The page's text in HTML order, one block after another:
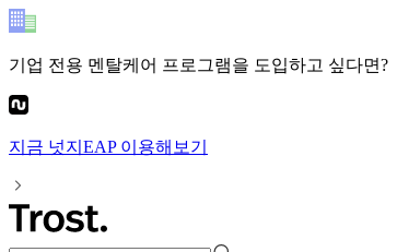
기업 전용 멘탈케어 프로그램을 도입하고 싶다면?
지금 넛지EAP이용해보기